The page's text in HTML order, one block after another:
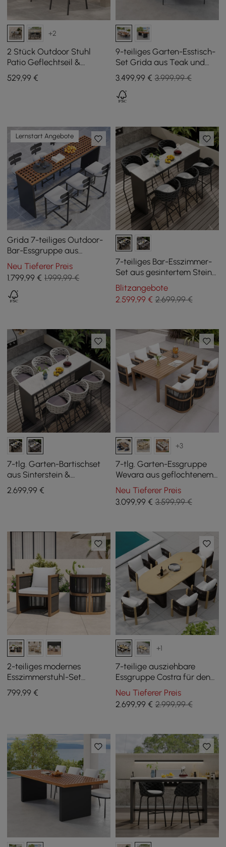
+2
2 Stück Outdoor Stuhl
Patio Geflechtseil &
Aluminium 97 cm
Barhocker-Set Cocaro mit
529,99 €
9-teiliges Garten-Esstisch-
Set Grida aus Teak und
Kunstrattan mit 8 Stühlen
3.499,99€ 3.999,99 €
Lernstart Angebote
Grida 7-teiliges Outdoor-
Bar-Essgruppe aus
Teakholz & Aluminium mit
6 Barhockern
Neu Tieferer Preis
1.799,99 € 1.999,99 €
7-teiliges Bar-Esszimmer-
Set aus gesintertem Stein
und Aluminium für den
Außenbereich mit 6
Barhockern in Dunkelgrau
Blitzangebote
2.599,99€ 2.699,99 €
7-tlg. Garten-Bartischset
aus Sinterstein &
Aluminium in Hellgrau mit 6
Barhockern
2.699,99 €
+3
7-tlg. Garten-Essgruppe
Wevara aus geflochtenem
Seil mit 6 Stühlen
Neu Tieferer Preis
3.099,99€ 3.599,99 €
2-teiliges modernes
Esszimmerstuhl-Set
Wevara aus Aluminium und
Seilen für die Terrasse
799,99 €
+1
7-teilige ausziehbare
Essgruppe Costra für den
Außenbereich mit 6
geflochtenen Sesseln für 4
bis 6 Personen
Neu Tieferer Preis
2.699,99€ 2.999,99 €